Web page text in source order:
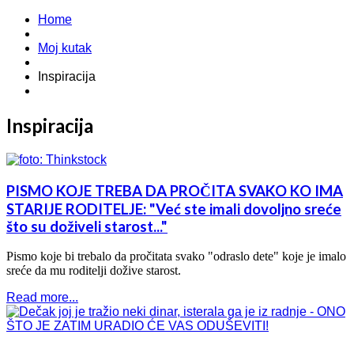
Home
Moj kutak
Inspiracija
Inspiracija
PISMO KOJE TREBA DA PROČITA SVAKO KO IMA
STARIJE RODITELJE: "Već ste imali dovoljno sreće
što su doživeli starost..."
Pismo koje bi trebalo da pročitata svako "odraslo dete" koje je imalo
sreće da mu roditelji dožive starost.
Read more...